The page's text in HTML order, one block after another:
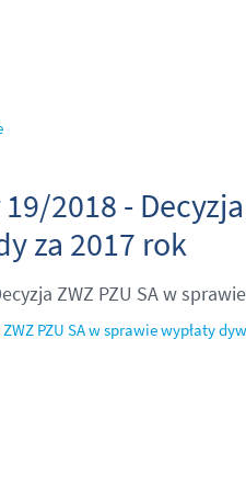
2018 -
za 2017 rok
ZWZ PZU SA w
PZU SA w sprawie wypłaty